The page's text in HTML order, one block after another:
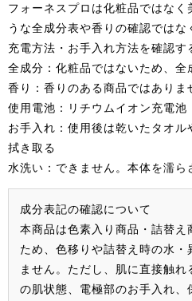
フォーネスプロは化粧品ではなく
うな全成分表や香りの確認ではな
充電方法・お手入れ方法を確認す
全成分：化粧品ではないため、全
香り：香りのある商品ではありま
使用電池：リチウムイオン充電池
お手入れ：使用後は乾いたタオル
拭き取る
水洗い：できません。本体を濡ら
成分表記の確認について
本商品は色素入り商品・詰替
ため、色移りや詰替え時の水・
ません。ただし、肌に直接触
の肌状態、電極部のお手入れ、